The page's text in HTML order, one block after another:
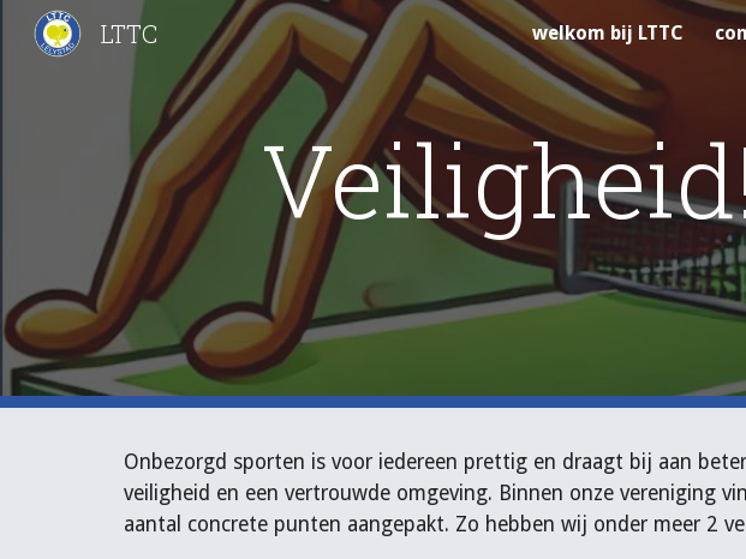
Skip to main content
LTTC welkom bij LTTC
Onbezorgd sporten is voor iedereen prettig en draagt bij aan
veiligheid en een vertrouwde omgeving. Binnen onze vereniging
aantal concrete punten aangepakt. Zo hebben wij onder meer 2